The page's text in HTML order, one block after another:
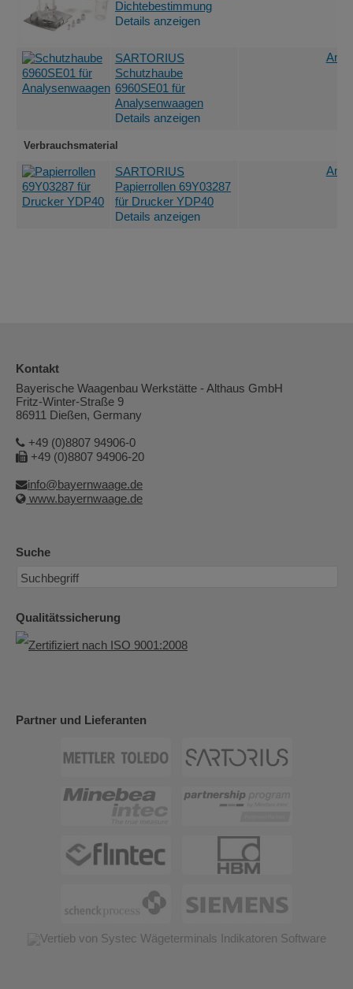
Dichtebestimmung
Details anzeigen
SARTORIUS
Schutzhaube
6960SE01 für
Analysenwaagen
Details anzeigen
Verbrauchsmaterial
SARTORIUS
Papierrollen 69Y03287
für Drucker YDP40
Details anzeigen
Kontakt
Bayerische Waagenbau Werkstätte - Althaus GmbH
Fritz-Winter-Straße 9
86911 Dießen, Germany
+49 (0)8807 94906-0
+49 (0)8807 94906-20
info@bayernwaage.de
www.bayernwaage.de
Suche
Qualitätssicherung
Partner und Lieferanten